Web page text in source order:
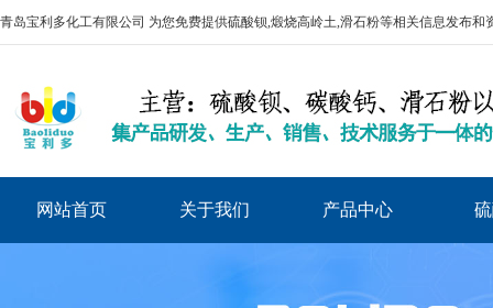
青岛宝利多化工有限公司 为您免费提供硫酸钡,煅烧高岭土,滑石粉等相关信息发布和
网站首页 关于我们 产品中心